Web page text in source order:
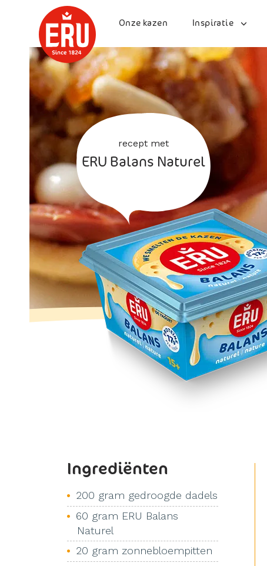
Onze kazen Inspiratie
recept met
ERU Balans Naturel
Ingrediënten
200 gram gedroogde dadels
60 gram ERU Balans
Naturel
20 gram zonnebloempitten